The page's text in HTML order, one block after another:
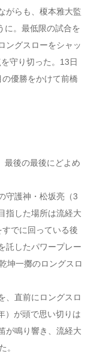
がらも、榎本雅大監
に。最低限の試合を
ングスローをシャッ
守り切った。13日
優勝をかけて前橋
後の最後にどよめ
守護神・松坂亮（3
指した場所は流経大
でに回っている後
託したパワープレー
坤一擲のロングスロ
、直前にロングスロ
）が頭で思い切りは
が鳴り響き、流経大
。